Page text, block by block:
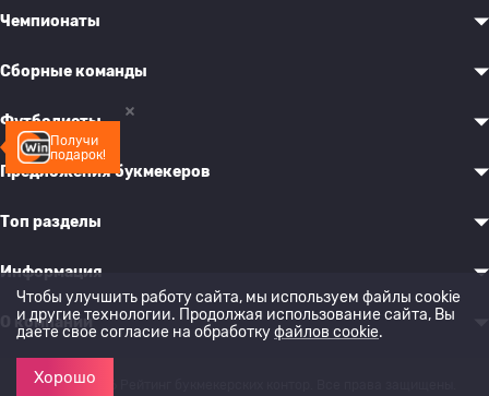
Получи
подарок!
Чемпионаты
Сборные команды
Футболисты
Предложения букмекеров
Топ разделы
Информация
О компании
© 2022-2026 Рейтинг букмекерских контор. Все права защищены.
Чтобы улучшить работу сайта, мы используем файлы cookie
и другие технологии. Продолжая использование сайта, Вы
даете свое согласие на обработкуфайлов cookie.
Хорошо